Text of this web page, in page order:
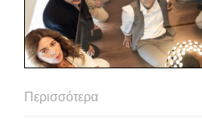
Περισσότερα